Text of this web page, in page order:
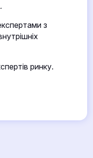
з
ринку.